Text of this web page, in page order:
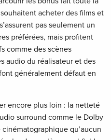
acheter des films et
pas seulement un
préférées, mais profitent
comme des scènes
audio du réalisateur et des
généralement défaut en
encore plus loin : la netteté
surround comme le Dolby
qu’aucun